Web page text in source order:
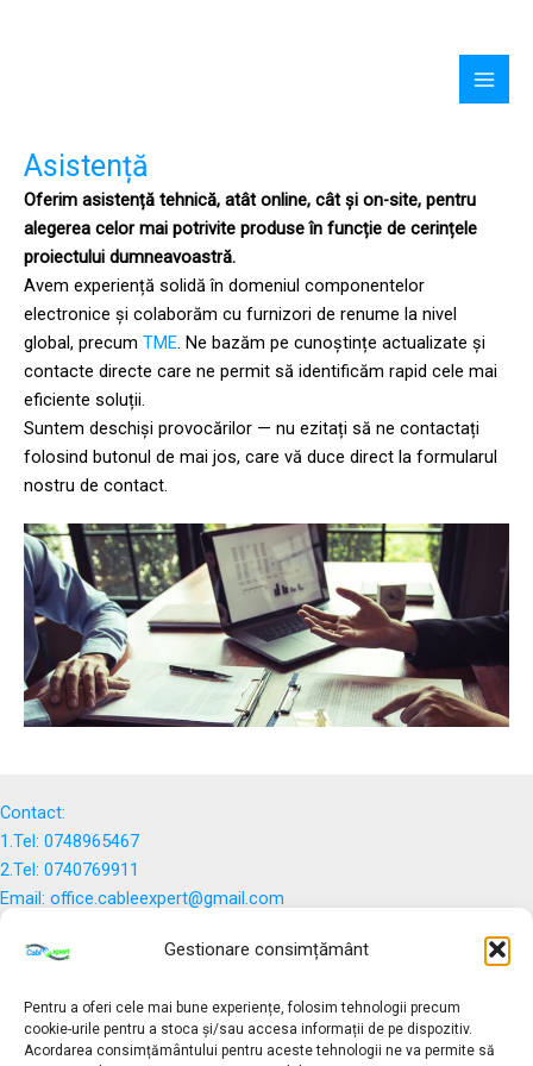
Gestionare consimțământ
Pentru a oferi cele mai bune experiențe, folosim tehnologii precum
cookie-urile pentru a stoca și/sau accesa informații de pe dispozitiv.
Acordarea consimțământului pentru aceste tehnologii ne va permite să
Asistență
Oferim asistență tehnică, atât online, cât și on-site, pentru
alegerea celor mai potrivite produse în funcție de cerințele
proiectului dumneavoastră.
Avem experiență solidă în domeniul componentelor
electronice și colaborăm cu furnizori de renume la nivel
global, precum TME. Ne bazăm pe cunoștințe actualizate și
contacte directe care ne permit să identificăm rapid cele mai
eficiente soluții.
Suntem deschiși provocărilor — nu ezitați să ne contactați
folosind butonul de mai jos, care vă duce direct la formularul
nostru de contact.
Contact:
1.Tel: 0748965467
2.Tel: 0740769911
Email: office.cableexpert@gmail.com
Termeni și condiții